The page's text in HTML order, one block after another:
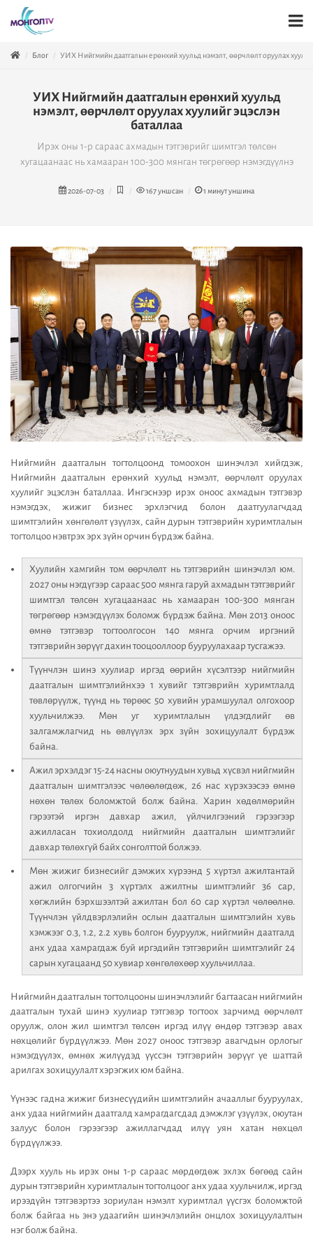
Блог УИХ Нийгмийн даатгалын ерөнхий хуульд нэмэлт, өөрчлөлт оруулах
УИХ Нийгмийн даатгалын ерөнхий хуульд
нэмэлт, өөрчлөлт оруулах хуулийг эцэслэн
баталлаа
Ирэх оны 1-р сараас ахмадын тэтгэврийг шимтгэл төлсөн
хугацаанаас нь хамааран 100-300 мянган төгрөгөөр нэмэгдүүлнэ
2026-07-03 167уншсан 1 минут уншина
Нийгмийн даатгалын тогтолцоонд томоохон шинэчлэл хийгдэж,
Нийгмийн даатгалын ерөнхий хуульд нэмэлт, өөрчлөлт оруулах
хуулийг эцэслэн баталлаа. Ингэснээр ирэх оноос ахмадын тэтгэвэр
нэмэгдэх, жижиг бизнес эрхлэгчид болон даатгуулагчдад
шимтгэлийн хөнгөлөлт үзүүлэх, сайн дурын тэтгэврийн хуримтлалын
тогтолцоо нэвтрэх эрх зүйн орчин бүрдэж байна.
Хуулийн хамгийн том өөрчлөлт нь тэтгэврийн шинэчлэл юм.
2027 оны нэгдүгээр сараас 500 мянга гаруй ахмадын тэтгэврийг
шимтгэл төлсөн хугацаанаас нь хамааран 100-300 мянган
төгрөгөөр нэмэгдүүлэх боломж бүрдэж байна. Мөн 2013 оноос
өмнө тэтгэвэр тогтоолгосон 140 мянга орчим иргэний
тэтгэврийн зөрүүг дахин тооцооллоор бууруулахаар тусгажээ.
Түүнчлэн шинэ хуулиар иргэд өөрийн хүсэлтээр нийгмийн
даатгалын шимтгэлийнхээ 1 хувийг тэтгэврийн хуримтлалд
төвлөрүүлж, түүнд нь төрөөс 50 хувийн урамшуулал олгохоор
хуульчилжээ. Мөн уг хуримтлалын үлдэгдлийг өв
залгамжлагчид нь өвлүүлэх эрх зүйн зохицуулалт бүрдэж
байна.
Ажил эрхэлдэг 15-24 насны оюутнуудын хувьд хүсвэл нийгмийн
даатгалын шимтгэлээс чөлөөлөгдөж, 26 нас хүрэхээсээ өмнө
нөхөн төлөх боломжтой болж байна. Харин хөдөлмөрийн
гэрээтэй иргэн давхар ажил, үйлчилгээний гэрээгээр
ажилласан тохиолдолд нийгмийн даатгалын шимтгэлийг
давхар төлөхгүй байх сонголттой болжээ.
Мөн жижиг бизнесийг дэмжих хүрээнд 5 хүртэл ажилтантай
ажил олгогчийн 3 хүртэлх ажилтны шимтгэлийг 36 сар,
хөгжлийн бэрхшээлтэй ажилтан бол 60 сар хүртэл чөлөөлнө.
Түүнчлэн үйлдвэрлэлийн ослын даатгалын шимтгэлийн хувь
хэмжээг 0.3, 1.2, 2.2 хувь болгон бууруулж, нийгмийн даатгалд
анх удаа хамрагдаж буй иргэдийн тэтгэврийн шимтгэлийг 24
сарын хугацаанд 50 хувиар хөнгөлөхөөр хуульчиллаа.
Нийгмийн даатгалын тогтолцооны шинэчлэлийг багтаасан нийгмийн
даатгалын тухай шинэ хуулиар тэтгэвэр тогтоох зарчимд өөрчлөлт
оруулж, олон жил шимтгэл төлсөн иргэд илүү өндөр тэтгэвэр авах
нөхцөлийг бүрдүүлжээ. Мөн 2027 оноос тэтгэвэр авагчдын орлогыг
нэмэгдүүлэх, өмнөх жилүүдэд үүссэн тэтгэврийн зөрүүг үе шаттай
арилгах зохицуулалт хэрэгжих юм байна.
Үүнээс гадна жижиг бизнесүүдийн шимтгэлийн ачааллыг бууруулах,
анх удаа нийгмийн даатгалд хамрагдагсдад дэмжлэг үзүүлэх, оюутан
залуус болон гэрээгээр ажиллагчдад илүү уян хатан нөхцөл
бүрдүүлжээ.
Дээрх хууль нь ирэх оны 1-р сараас мөрдөгдөж эхлэх бөгөөд сайн
дурын тэтгэврийн хуримтлалын тогтолцоог анх удаа хуульчилж, иргэд
ирээдүйн тэтгэвэртээ зориулан нэмэлт хуримтлал үүсгэх боломжтой
болж байгаа нь энэ удаагийн шинэчлэлийн онцлох зохицуулалтын
нэг болж байна.